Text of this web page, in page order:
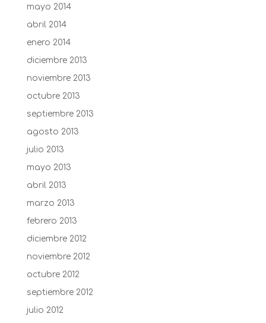
mayo 2014
abril 2014
enero 2014
diciembre 2013
noviembre 2013
octubre 2013
septiembre 2013
agosto 2013
julio 2013
mayo 2013
abril 2013
marzo 2013
febrero 2013
diciembre 2012
noviembre 2012
octubre 2012
septiembre 2012
julio 2012